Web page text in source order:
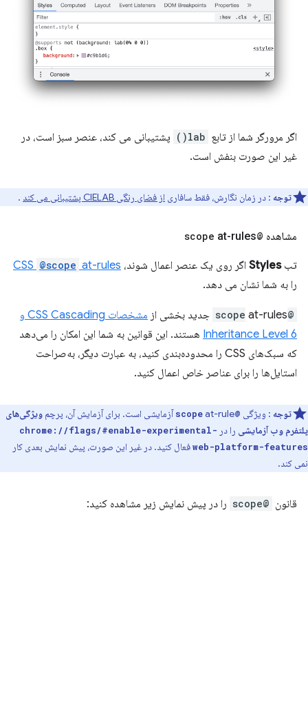
اگر مرورگر شما از تابع lab()
پشتیبانی می کند، عنصر سبز است، در
غیر این صورت بنفش است.
توجه : در زمان نگارش، فقط سافاری از فضای رنگی CIELAB پشتیبانی می کند .
مشاهده @scope
at-rules
تبStyles اگر روی یک عنصر اعمال شوند، CSS @scope at-rules
را به شما نشان می دهد.
@scopeat-rules جدید بخشی از
مشخصات CSS Cascading و
Inheritance Level 6 هستند. این قوانین به شما این امکان را می‌دهد
که سبک‌های CSS را محدوده‌بندی کنید، به عبارت دیگر، به‌صراحت
استایل‌ها را برای عناصر خاص اعمال کنید.
توجه : ویژگی @scopeat-rule آزمایشی است. برای آزمایش آن، پرچم
ویژگی‌های
پلتفرم وب آزمایشی را در chrome://flags/#enable-experimental-
web-platform-featuresفعال کنید. در غیر این صورت، پیش نمایش بعدی کار
نمی کند.
قانون @scope را در پیش نمایش زیر مشاهده کنید: